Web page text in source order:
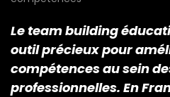
Le team building
outil précieux pour
compétences au sein
professionnelles. En